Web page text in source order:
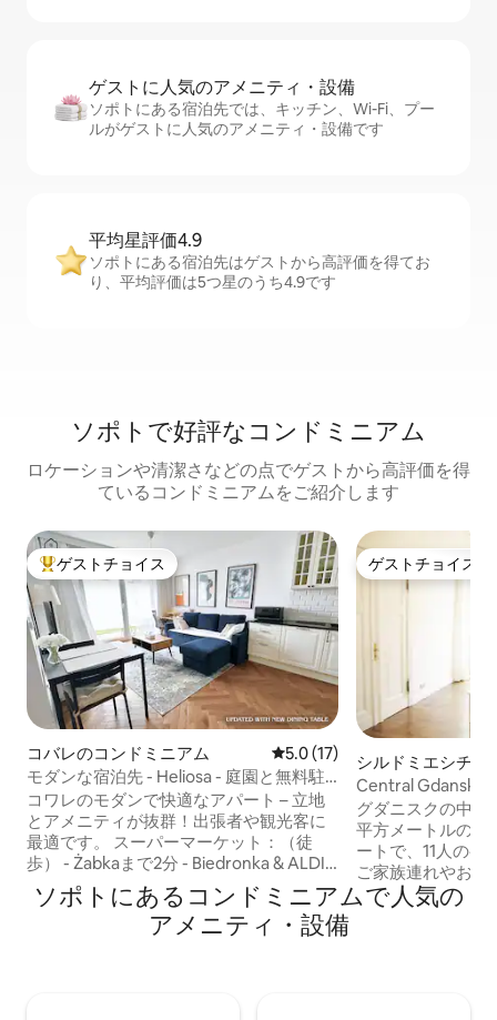
ゲストに人⁠気⁠のア⁠メ⁠ニ⁠テ⁠ィ・設⁠備
ソポトにある宿泊先では、キッチン、Wi-Fi、プー
ルがゲストに人気のアメニティ・設備です
平均星評価4.9
ソポトにある宿泊先はゲストから高評価を得てお
り、平均評価は5つ星のうち4.9です
ソポトで好評なコンドミニアム
ロケーションや清潔さなどの点でゲストから高評価を得
ているコンドミニアムをご紹介します
大好評のゲストチョイスです。
ゲストチョイス
コバレのコンドミニアム レビュー17件、5つ星中5.0つ
5.0 (17)
モダンな宿泊先 - Heliosa - 庭園と無料駐
車場
コワレのモダンで快適なアパート – 立地
とアメニティが抜群！出張者や観光客に
最適です。 スーパーマーケット：（徒
歩） - Żabkaまで2分 - Biedronka & ALDI
まで5分 コワレショッピングセンター＆
NETTOまで7分 - LIDLまで10分 交通機関
と近隣：（車で） グダニスク市まで20分
ゲストチョイス
ゲストチョイス
シルドミエシチェ
ニアム
Central Gdansk
flat 10 pers.
グダニスクの中心
平方メートルの改
ートで、11人のゲ
ご家族連れやお友
す。中央のリビン
たオープンキッ
ソポトにあるコンドミニアムで人気の
アメニティ・設備